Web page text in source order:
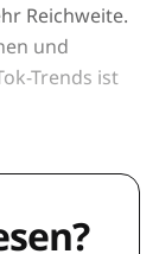
Reichweite.
und
Trends ist